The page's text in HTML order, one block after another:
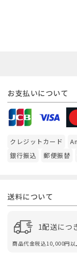
お支払いについて
クレジットカード
銀行振込
郵便振替
送料について
1配送につ
商品代金税込10,000円